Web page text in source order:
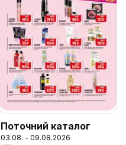
Поточний каталог
03.08. - 09.08.2026